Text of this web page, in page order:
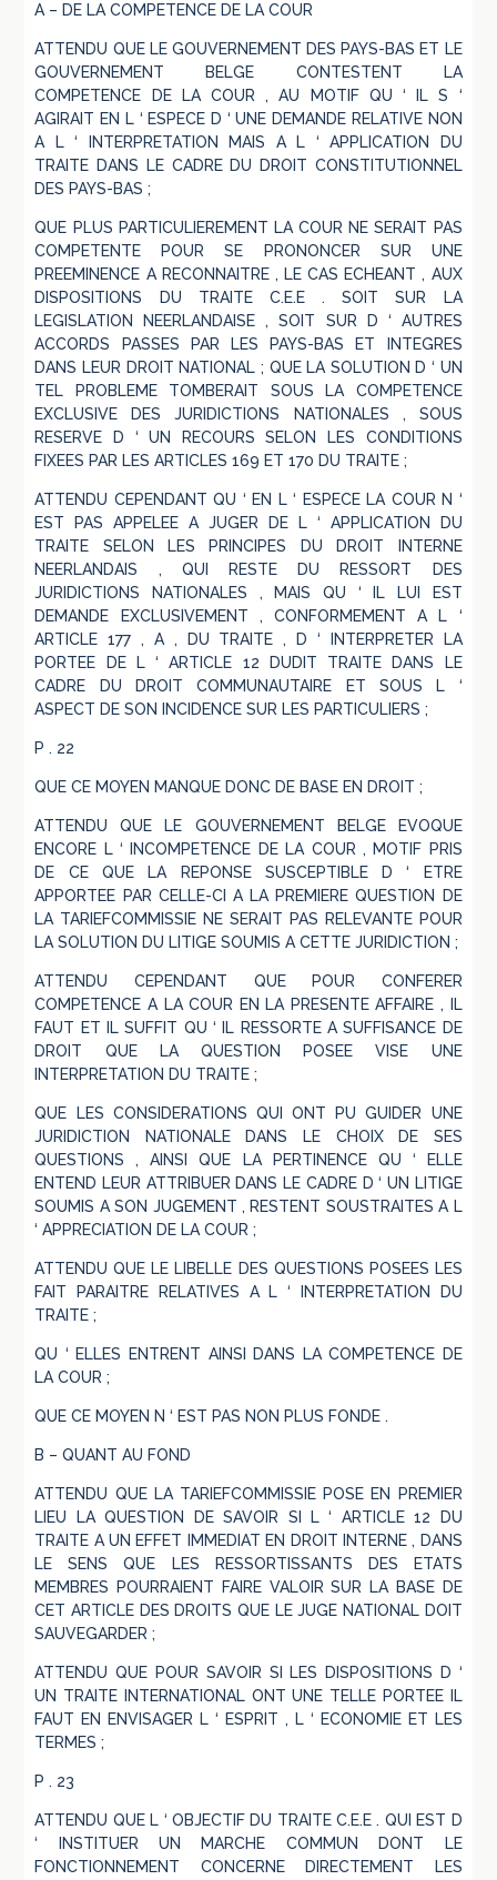
A – DE LA COMPETENCE DE LA COUR
ATTENDU QUE LE GOUVERNEMENT DES PAYS-BAS ET LE
GOUVERNEMENT BELGE CONTESTENT LA
COMPETENCE DE LA COUR , AU MOTIF QU ‘ IL S ‘
AGIRAIT EN L ‘ ESPECE D ‘ UNE DEMANDE RELATIVE NON
A L ‘ INTERPRETATION MAIS A L ‘ APPLICATION DU
TRAITE DANS LE CADRE DU DROIT CONSTITUTIONNEL
DES PAYS-BAS ;
QUE PLUS PARTICULIEREMENT LA COUR NE SERAIT PAS
COMPETENTE POUR SE PRONONCER SUR UNE
PREEMINENCE A RECONNAITRE , LE CAS ECHEANT , AUX
DISPOSITIONS DU TRAITE C.E.E . SOIT SUR LA
LEGISLATION NEERLANDAISE , SOIT SUR D ‘ AUTRES
ACCORDS PASSES PAR LES PAYS-BAS ET INTEGRES
DANS LEUR DROIT NATIONAL ; QUE LA SOLUTION D ‘ UN
TEL PROBLEME TOMBERAIT SOUS LA COMPETENCE
EXCLUSIVE DES JURIDICTIONS NATIONALES , SOUS
RESERVE D ‘ UN RECOURS SELON LES CONDITIONS
FIXEES PAR LES ARTICLES 169 ET 170 DU TRAITE ;
ATTENDU CEPENDANT QU ‘ EN L ‘ ESPECE LA COUR N ‘
EST PAS APPELEE A JUGER DE L ‘ APPLICATION DU
TRAITE SELON LES PRINCIPES DU DROIT INTERNE
NEERLANDAIS , QUI RESTE DU RESSORT DES
JURIDICTIONS NATIONALES , MAIS QU ‘ IL LUI EST
DEMANDE EXCLUSIVEMENT , CONFORMEMENT A L ‘
ARTICLE 177 , A , DU TRAITE , D ‘ INTERPRETER LA
PORTEE DE L ‘ ARTICLE 12 DUDIT TRAITE DANS LE
CADRE DU DROIT COMMUNAUTAIRE ET SOUS L ‘
ASPECT DE SON INCIDENCE SUR LES PARTICULIERS ;
P . 22
QUE CE MOYEN MANQUE DONC DE BASE EN DROIT ;
ATTENDU QUE LE GOUVERNEMENT BELGE EVOQUE
ENCORE L ‘ INCOMPETENCE DE LA COUR , MOTIF PRIS
DE CE QUE LA REPONSE SUSCEPTIBLE D ‘ ETRE
APPORTEE PAR CELLE-CI A LA PREMIERE QUESTION DE
LA TARIEFCOMMISSIE NE SERAIT PAS RELEVANTE POUR
LA SOLUTION DU LITIGE SOUMIS A CETTE JURIDICTION ;
ATTENDU CEPENDANT QUE POUR CONFERER
COMPETENCE A LA COUR EN LA PRESENTE AFFAIRE , IL
FAUT ET IL SUFFIT QU ‘ IL RESSORTE A SUFFISANCE DE
DROIT QUE LA QUESTION POSEE VISE UNE
INTERPRETATION DU TRAITE ;
QUE LES CONSIDERATIONS QUI ONT PU GUIDER UNE
JURIDICTION NATIONALE DANS LE CHOIX DE SES
QUESTIONS , AINSI QUE LA PERTINENCE QU ‘ ELLE
ENTEND LEUR ATTRIBUER DANS LE CADRE D ‘ UN LITIGE
SOUMIS A SON JUGEMENT , RESTENT SOUSTRAITES A L
‘ APPRECIATION DE LA COUR ;
ATTENDU QUE LE LIBELLE DES QUESTIONS POSEES LES
FAIT PARAITRE RELATIVES A L ‘ INTERPRETATION DU
TRAITE ;
QU ‘ ELLES ENTRENT AINSI DANS LA COMPETENCE DE
LA COUR ;
QUE CE MOYEN N ‘ EST PAS NON PLUS FONDE .
B – QUANT AU FOND
ATTENDU QUE LA TARIEFCOMMISSIE POSE EN PREMIER
LIEU LA QUESTION DE SAVOIR SI L ‘ ARTICLE 12 DU
TRAITE A UN EFFET IMMEDIAT EN DROIT INTERNE , DANS
LE SENS QUE LES RESSORTISSANTS DES ETATS
MEMBRES POURRAIENT FAIRE VALOIR SUR LA BASE DE
CET ARTICLE DES DROITS QUE LE JUGE NATIONAL DOIT
SAUVEGARDER ;
ATTENDU QUE POUR SAVOIR SI LES DISPOSITIONS D ‘
UN TRAITE INTERNATIONAL ONT UNE TELLE PORTEE IL
FAUT EN ENVISAGER L ‘ ESPRIT , L ‘ ECONOMIE ET LES
TERMES ;
P . 23
ATTENDU QUE L ‘ OBJECTIF DU TRAITE C.E.E . QUI EST D
‘ INSTITUER UN MARCHE COMMUN DONT LE
FONCTIONNEMENT CONCERNE DIRECTEMENT LES